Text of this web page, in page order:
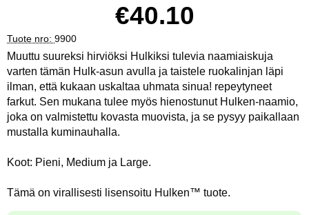
hinta
€40.10
Tuote nro: 9900
Muuttu suureksi hirviöksi Hulkiksi tulevia naamiaiskuja
varten tämän Hulk-asun avulla ja taistele ruokalinjan läpi
ilman, että kukaan uskaltaa uhmata sinua! repeytyneet
farkut. Sen mukana tulee myös hienostunut Hulken-naamio,
joka on valmistettu kovasta muovista, ja se pysyy paikallaan
mustalla kuminauhalla.
Koot: Pieni, Medium ja Large.
Tämä on virallisesti lisensoitu Hulken™ tuote.